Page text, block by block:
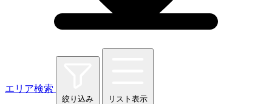
エリア検索
絞り込み リスト表示